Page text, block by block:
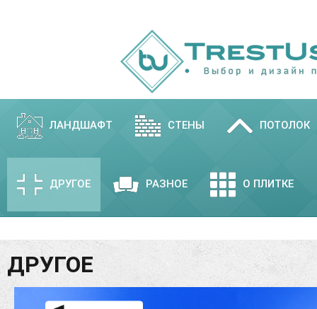
ЛАНДШАФТ СТЕНЫ ПОТОЛОК
ДРУГОЕ РАЗНОЕ О ПЛИТКЕ
ДРУГОЕ